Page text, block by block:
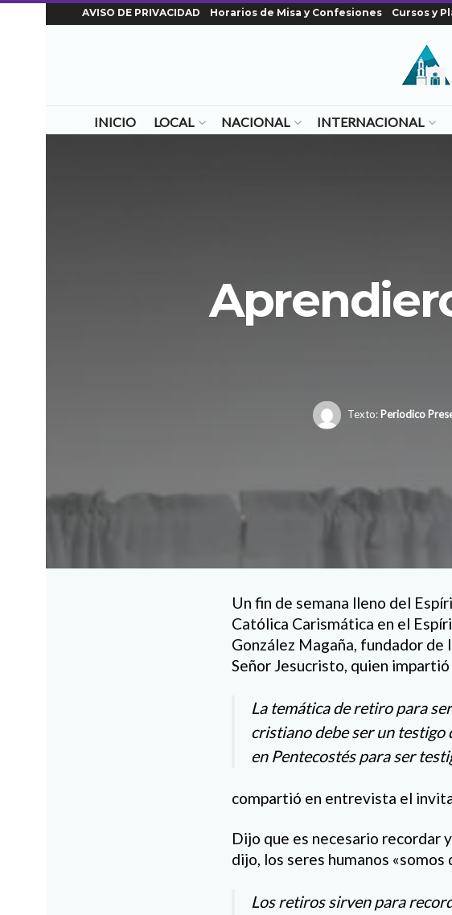
AVISO DE PRIVACIDAD Horarios de Misa y Confesiones Cursos y
INICIO LOCAL NACIONAL INTERNACIONAL
Texto: Periodico
Un fin de semana lleno del
Católica Carismática en el
González Magaña, fundador
Señor Jesucristo, quien
La temática de retiro para
cristiano debe ser un
en Pentecostés para ser
compartió en entrevista el
Dijo que es necesario recordar
dijo, los seres humanos «somos
Los retiros sirven para